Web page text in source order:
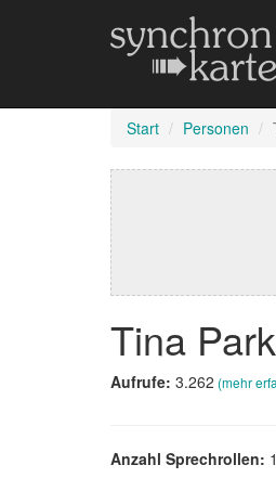
Start Personen
Tina
Aufrufe: 3.262 (mehr
Anzahl Sprechrollen: